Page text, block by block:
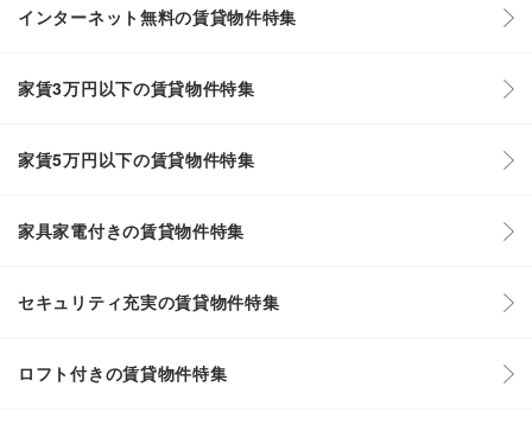
インターネット無料の賃貸物件特集
家賃3万円以下の賃貸物件特集
家賃5万円以下の賃貸物件特集
家具家電付きの賃貸物件特集
セキュリティ充実の賃貸物件特集
ロフト付きの賃貸物件特集